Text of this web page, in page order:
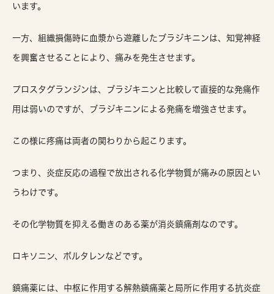
います。
一方、組織損傷時に血漿から遊離したブラジキニンは、知覚神経
を興奮させることにより、痛みを発生させます。
プロスタグランジンは、ブラジキニンと比較して直接的な発痛作
用は弱いのですが、ブラジキニンによる発痛を増強させます。
この様に疼痛は両者の関わりから起こります。
つまり、炎症反応の過程で放出される化学物質が痛みの原因とい
うわけです。
その化学物質を抑える働きのある薬が消炎鎮痛剤なのです。
ロキソニン、ボルタレンなどです。
鎮痛薬には、中枢に作用する解熱鎮痛薬と局所に作用する抗炎症